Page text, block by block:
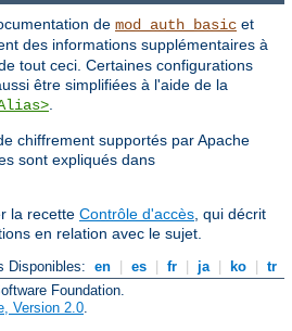
de mod_auth_basic et
des informations supplémentaires à
tout ceci. Certaines configurations
être simplifiées à l'aide de la
chiffrement supportés par Apache
sont expliqués dans
la recette Contrôle d'accès , qui décrit
en relation avec le sujet.
Disponibles: en | es | fr | ja | ko | tr
Foundation.
Version 2.0